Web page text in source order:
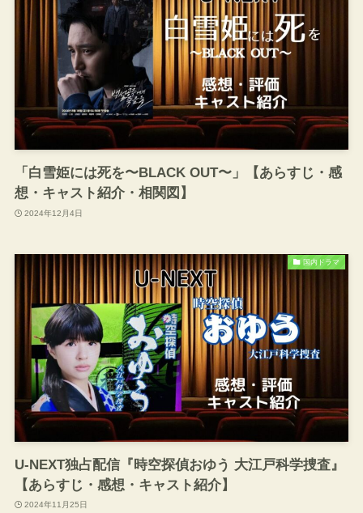
「白雪姫には死を〜BLACK OUT〜」【あらすじ・感
想・キャスト紹介・相関図】
2024年12月4日
国内ドラマ
U-NEXT独占配信『時空探偵おゆう 大江戸科学捜査』
【あらすじ・感想・キャスト紹介】
2024年11月25日